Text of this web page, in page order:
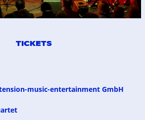
TICKETS
music-entertainment GmbH